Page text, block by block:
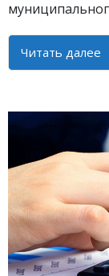
Читать далее